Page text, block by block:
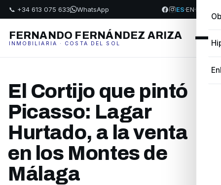
📞 +34 613 075 633 WhatsApp ES·EN·FR
FERNANDO FERNÁNDEZ ARIZA
INMOBILIARIA · COSTA DEL SOL
El Cortijo que pintó
Picasso: Lagar
Hurtado, a la venta
en los Montes de
Málaga